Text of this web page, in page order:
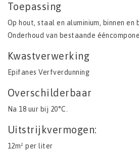
Toepassing
Op hout, staal en aluminium, binnen
Onderhoud van bestaande
Kwastverwerking
Epifanes Verfverdunning
Overschilderbaar
Na 18 uur bij 20°C.
Uitstrijkvermogen:
12m² per liter